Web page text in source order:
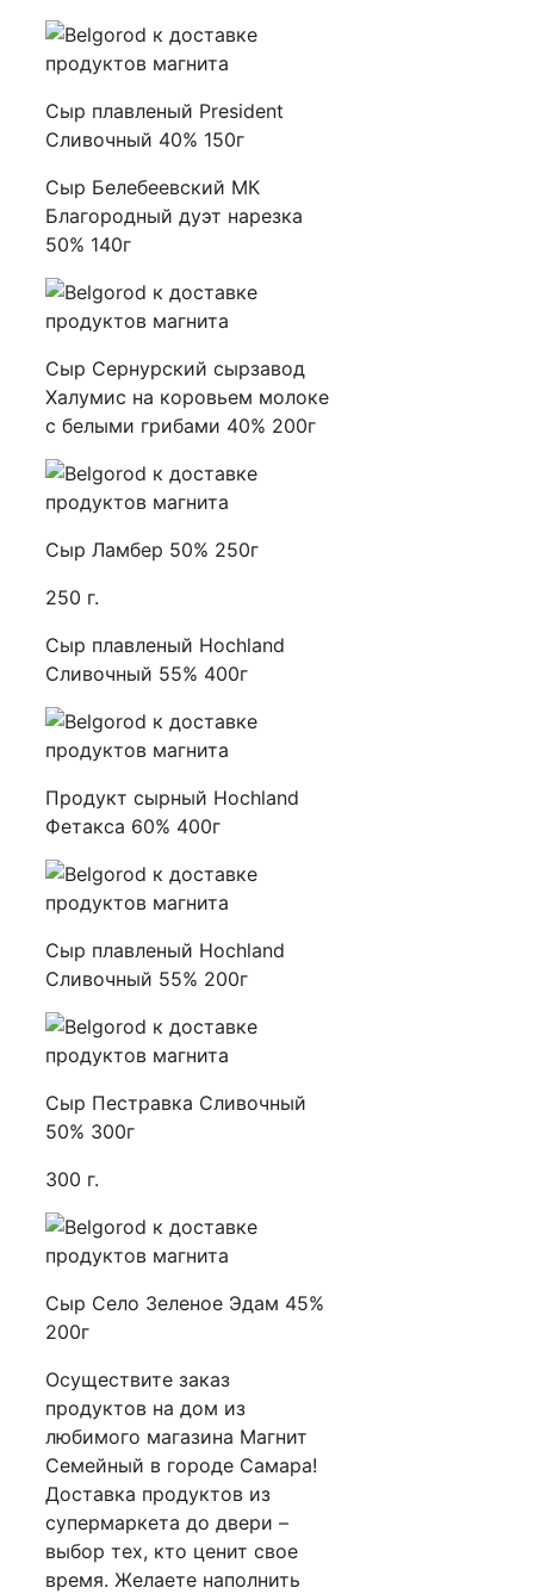
Сыр плавленый President
Сливочный 40% 150г
Сыр Белебеевский МК
Благородный дуэт нарезка
50% 140г
Сыр Сернурский сырзавод
Халумис на коровьем молоке
с белыми грибами 40% 200г
Сыр Ламбер 50% 250г
250 г.
Сыр плавленый Hochland
Сливочный 55% 400г
Продукт сырный Hochland
Фетакса 60% 400г
Сыр плавленый Hochland
Сливочный 55% 200г
Сыр Пестравка Сливочный
50% 300г
300 г.
Сыр Село Зеленое Эдам 45%
200г
Осуществите заказ
продуктов на дом из
любимого магазина Магнит
Семейный в городе Самара!
Доставка продуктов из
супермаркета до двери –
выбор тех, кто ценит свое
время. Желаете наполнить